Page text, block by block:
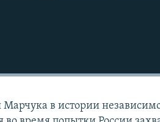
Марчука в истории